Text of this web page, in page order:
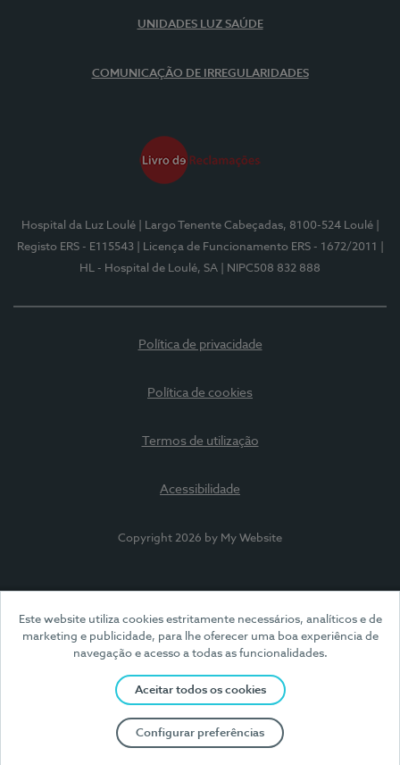
Este website utiliza cookies estritamente necessários, analíticos e de
marketing e publicidade, para lhe oferecer uma boa experiência de
navegação e acesso a todas as funcionalidades.
Aceitar todos os cookies
Configurar preferências
UNIDADES LUZ SAÚDE
COMUNICAÇÃO DE IRREGULARIDADES
Hospital da Luz Loulé | Largo Tenente Cabeçadas, 8100-524 Loulé
Registo ERS - E115543
| Licença de Funcionamento ERS - 1672/2011
HL - Hospital de Loulé, SA
| NIPC508 832 888
Política de privacidade
Política de cookies
Termos de utilização
Acessibilidade
Copyright 2026 by My Website